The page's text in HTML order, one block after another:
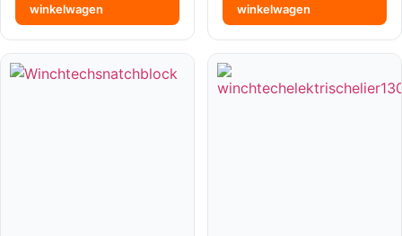
winkelwagen
winkelwagen